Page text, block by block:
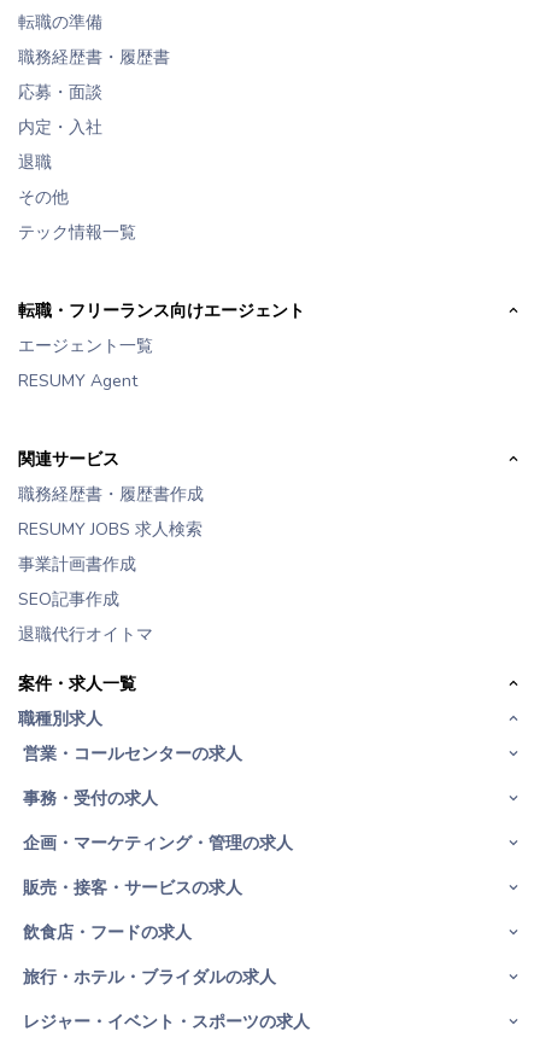
転職の準備
職務経歴書・履歴書
応募・面談
内定・入社
退職
その他
テック情報一覧
転職・フリーランス向けエージェント
エージェント一覧
RESUMY Agent
関連サービス
職務経歴書・履歴書作成
RESUMY JOBS 求人検索
事業計画書作成
SEO記事作成
退職代行オイトマ
案件・求人一覧
職種別求人
営業・コールセンターの求人
事務・受付の求人
企画・マーケティング・管理の求人
販売・接客・サービスの求人
飲食店・フードの求人
旅行・ホテル・ブライダルの求人
レジャー・イベント・スポーツの求人